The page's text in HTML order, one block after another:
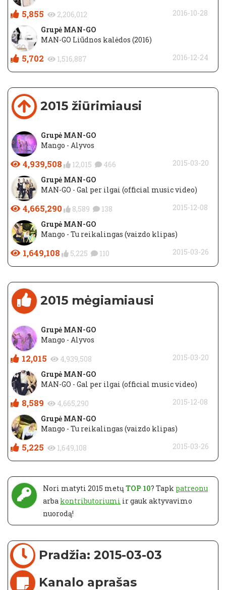
5,855 2,206,012
2016-10-28
Grupė MAN-GO
MAN-GO Liūdnos kalėdos (2016)
5,702 1,516,887 2016-12-24
2015 žiūrimiausi
Grupė MAN-GO
Mango - Alyvos
4,939,508 12,015 466
2015-03-20
Grupė MAN-GO
MAN-GO - Gal per ilgai (official music video)
4,665,290 8,589 138
2015-12-08
Grupė MAN-GO
Mango - Tu reikalingas (vaizdo klipas)
1,649,108 5,225 110 2015-03-26
2015 mėgiamiausi
Grupė MAN-GO
Mango - Alyvos
12,015 4,939,508
2015-03-20
Grupė MAN-GO
MAN-GO - Gal per ilgai (official music video)
8,589 4,665,290
2015-12-08
Grupė MAN-GO
Mango - Tu reikalingas (vaizdo klipas)
5,225 1,649,108 2015-03-26
Nori matyti 2015 metų TOP 10? Tapk patreonu
arba kontributoriumi ir gauk aktyvavimo
nuorodą!
Pradžia: 2015-03-03
Kanalo aprašas